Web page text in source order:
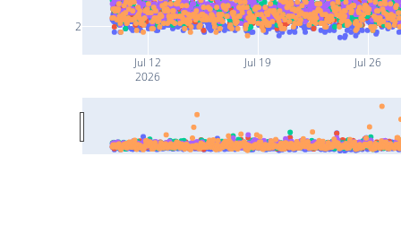
Jul 12
2026
Jul 19 Jul 26
2